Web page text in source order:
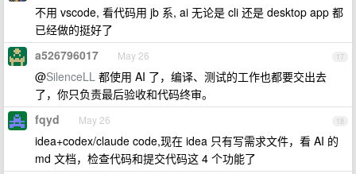
不用 vscode, 看代码用 jb 系, ai 无论是 cli 还是 desktop app 都
已经做的挺好了
17
a526796017 May 26
@SilenceLL 都使用 AI 了，编译、测试的工作也都要交出去
了，你只负责最后验收和代码终审。
18
fqyd May 26
idea+codex/claude code,现在 idea 只有写需求文件，看 AI 的
md 文档，检查代码和提交代码这 4 个功能了